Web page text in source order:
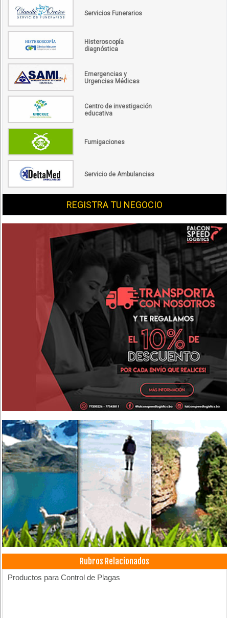
Servicios Funerarios
Histeroscopía
diagnóstica
Emergencias y
Urgencias Médicas
Centro de investigación
educativa
Fumigaciones
Servicio de Ambulancias
REGISTRA TU NEGOCIO
Rubros Relacionados
Productos para Control de Plagas